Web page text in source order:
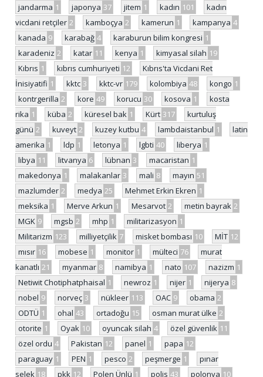
jandarma 1 japonya 37 jitem 1 kadın 101
kadın
vicdani retçiler 2 kamboçya 2 kamerun 1 kampanya 4
kanada 9 karabağ 4 karaburun bilim kongresi 1
karadeniz 2 katar 11 kenya 1 kimyasal silah 19
Kıbrıs 1 kıbrıs cumhuriyeti 12
Kıbrıs'ta Vicdani Ret
İnisiyatifi 1 kktc 3 kktc-vr 179 kolombiya 48 kongo 1
kontrgerilla 2 kore 49 korucu 30 kosova 1
kosta
rika 1 küba 2 küresel bak 1 Kürt 317
kurtuluş
günü 2 kuveyt 2 kuzey kutbu 4 lambdaistanbul 1
latin
amerika 1 ldp 1 letonya 1 lgbti 40 liberya 1
libya 11 litvanya 6 lübnan 3 macaristan 1
makedonya 1 malakanlar 3 mali 8 mayın 51
mazlumder 2 medya 25 Mehmet Erkin Ekren 1
meksika 1 Merve Arkun 1 Mesarvot 2 metin bayrak 2
MGK 9 mgsb 2 mhp 1 militarizasyon 1
Militarizm 123 milliyetçilik 7 misket bombası 10 MİT 12
mısır 16 mobese 1 monitor 1 mülteci 76
murat
kanatlı 21 myanmar 8 namibya 1 nato 107 nazizm 1
Netiwit Chotiphatphaisal 1 newroz 1 nijer 1 nijerya 8
nobel 9 norveç 3 nükleer 113 OAC 9 obama 2
ODTÜ 1 ohal 43 ortadoğu 15 osman murat ülke 2
otorite 1 Oyak 10 oyuncak silah 4 özel güvenlik 11
özel ordu 4 Pakistan 12 panel 1 papa 12
paraguay 1 PEN 1 pesco 2 peşmerge 1
pınar
selek 18 pkk 12 Polen Ünlü 1 polis 43 polonya 10